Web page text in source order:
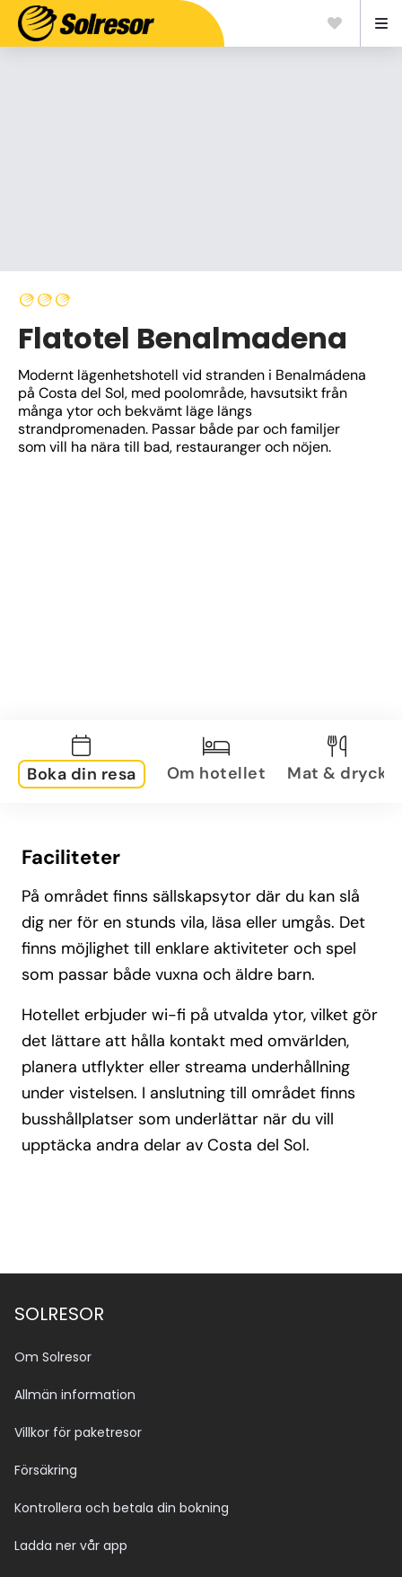
Flatotel Benalmadena
Modernt lägenhetshotell vid stranden i Benalmádena
på Costa del Sol, med poolområde, havsutsikt från
många ytor och bekvämt läge längs
strandpromenaden. Passar både par och familjer
som vill ha nära till bad, restauranger och nöjen.
Boka din resa Om hotellet Mat & dryck
Faciliteter
På området finns sällskapsytor där du kan slå
dig ner för en stunds vila, läsa eller umgås. Det
finns möjlighet till enklare aktiviteter och spel
som passar både vuxna och äldre barn.
Hotellet erbjuder wi-fi på utvalda ytor, vilket gör
det lättare att hålla kontakt med omvärlden,
planera utflykter eller streama underhållning
under vistelsen. I anslutning till området finns
busshållplatser som underlättar när du vill
upptäcka andra delar av Costa del Sol.
SOLRESOR
Om Solresor
Allmän information
Villkor för paketresor
Försäkring
Kontrollera och betala din bokning
Ladda ner vår app